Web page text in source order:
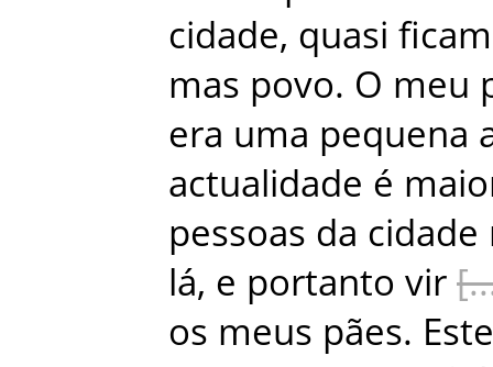
cidade, quasi ficam
mas povo. O meu
era uma pequena
actualidade é
pessoas da cidade
lá, e portanto vir
os meus pães. Este